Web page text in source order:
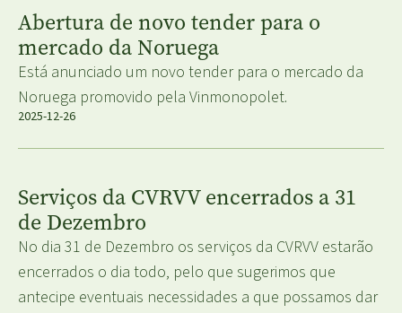
Abertura de novo tender para o
mercado da Noruega
Está anunciado um novo tender para o mercado da
Noruega promovido pela Vinmonopolet.
2025-12-26
Serviços da CVRVV encerrados a 31
de Dezembro
No dia 31 de Dezembro os serviços da CVRVV estarão
encerrados o dia todo, pelo que sugerimos que
antecipe eventuais necessidades a que possamos dar